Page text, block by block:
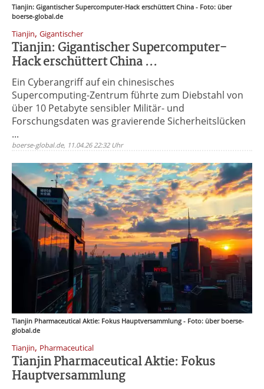
Tianjin: Gigantischer Supercomputer-Hack erschüttert China - Foto: über
boerse-global.de
Tianjin, Gigantischer
Tianjin: Gigantischer Supercomputer-
Hack erschüttert China ...
Ein Cyberangriff auf ein chinesisches
Supercomputing-Zentrum führte zum Diebstahl von
über 10 Petabyte sensibler Militär- und
Forschungsdaten was gravierende Sicherheitslücken
...
boerse-global.de, 11.04.26 22:32 Uhr
Tianjin Pharmaceutical Aktie: Fokus Hauptversammlung - Foto: über boerse-
global.de
Tianjin, Pharmaceutical
Tianjin Pharmaceutical Aktie: Fokus
Hauptversammlung